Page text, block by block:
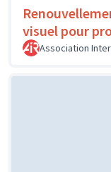
visuel pour
Association